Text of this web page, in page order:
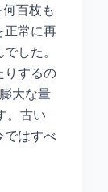
百枚も
正常に再
した。
りするの
大な量
。古い
ではすべ